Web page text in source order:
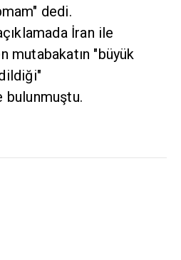
dedi.
İran ile
mutabakatın "büyük
bulunmuştu.